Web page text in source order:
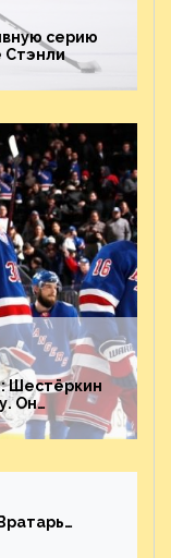
серию
Стэнли
Шестёркин
Он